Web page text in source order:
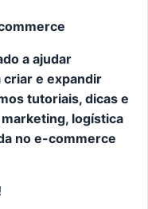
a ajudar
e expandir
tutoriais, dicas e
logística
no e-commerce